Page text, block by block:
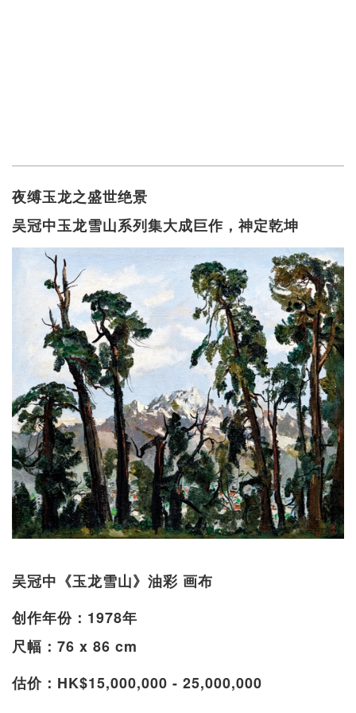
夜缚玉龙之盛世绝景
吴冠中玉龙雪山系列集大成巨作，神定乾坤
吴冠中《玉龙雪山》油彩 画布
创作年份：1978年
尺幅：76 x 86 cm
估价：HK$15,000,000 - 25,000,000